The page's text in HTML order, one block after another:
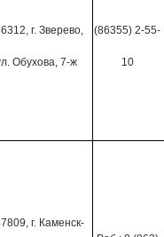
г. Зверево,
Обухова, 7-ж
(86355) 2-55-
10
г. Каменск-